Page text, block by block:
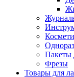
Пакеты
Фрезы
Товары для